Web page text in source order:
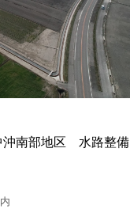
南部地区 水路整備